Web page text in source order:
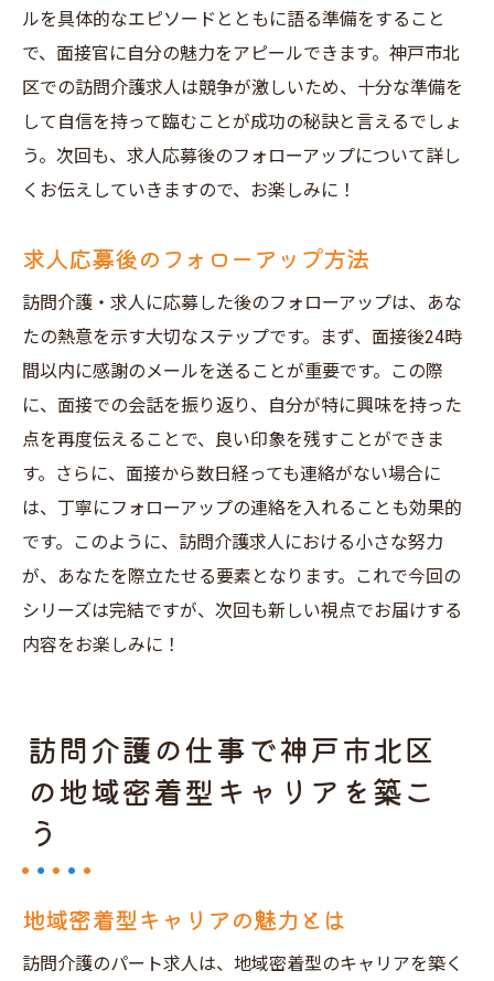
ルを具体的なエピソードとともに語る準備をすること
で、面接官に自分の魅力をアピールできます。神戸市北
区での訪問介護求人は競争が激しいため、十分な準備を
して自信を持って臨むことが成功の秘訣と言えるでしょ
う。次回も、求人応募後のフォローアップについて詳し
くお伝えしていきますので、お楽しみに！
求人応募後のフォローアップ方法
訪問介護・求人に応募した後のフォローアップは、あな
たの熱意を示す大切なステップです。まず、面接後24時
間以内に感謝のメールを送ることが重要です。この際
に、面接での会話を振り返り、自分が特に興味を持った
点を再度伝えることで、良い印象を残すことができま
す。さらに、面接から数日経っても連絡がない場合に
は、丁寧にフォローアップの連絡を入れることも効果的
です。このように、訪問介護求人における小さな努力
が、あなたを際立たせる要素となります。これで今回の
シリーズは完結ですが、次回も新しい視点でお届けする
内容をお楽しみに！
訪問介護の仕事で神戸市北区
の地域密着型キャリアを築こ
う
地域密着型キャリアの魅力とは
訪問介護のパート求人は、地域密着型のキャリアを築く